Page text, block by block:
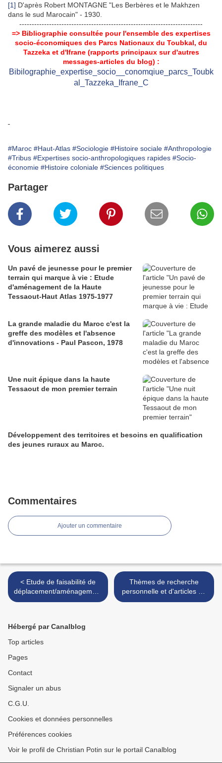
[1] D'après Robert MONTAGNE "Les Berbères et le Makhzen
dans le sud Marocain" - 1930.
--------------------------------------------------------------------------
=> Bibliographie consultée pour l'ensemble des expertises
socio-économiques des Parcs Nationaux du Toubkal, du
Tazzeka et d'Ifrane (rapports principaux sur d'autres
messages-articles du blog) :
Bibilographie_expertise_socio__conomqiue_parcs_Toubk
al_Tazzeka_Ifrane_C
#Maroc #Haut-Atlas #Sociologie #Histoire sociale #Anthropologie
#Tribus #Expertises socio-anthropologiques rapides #Socio-
économie #Histoire coloniale #Sciences politiques
Partager
Vous aimerez aussi
Un pavé de jeunesse pour le premier
terrain qui marque à vie : Etude
d'aménagement de la Haute
Tessaout-Haut Atlas 1975-1977
La grande maladie du Maroc c'est la
greffe des modèles et l'absence
d'innovations - Paul Pascon, 1978
Une nuit épique dans la haute
Tessaout de mon premier terrain
Développement des territoires et besoins en qualification
des jeunes ruraux au Maroc.
Commentaires
Ajouter un commentaire
< Etude de faisabilité de
déplacement/aménagement
d'un marché aux bestiaux :
Thèmes de recherche
personnelle et d'articles en
préparation sine die ... >
Hébergé par Canalblog
Top articles
Pages
Contact
Signaler un abus
C.G.U.
Cookies et données personnelles
Préférences cookies
Voir le profil de Christian Potin sur le portail Canalblog